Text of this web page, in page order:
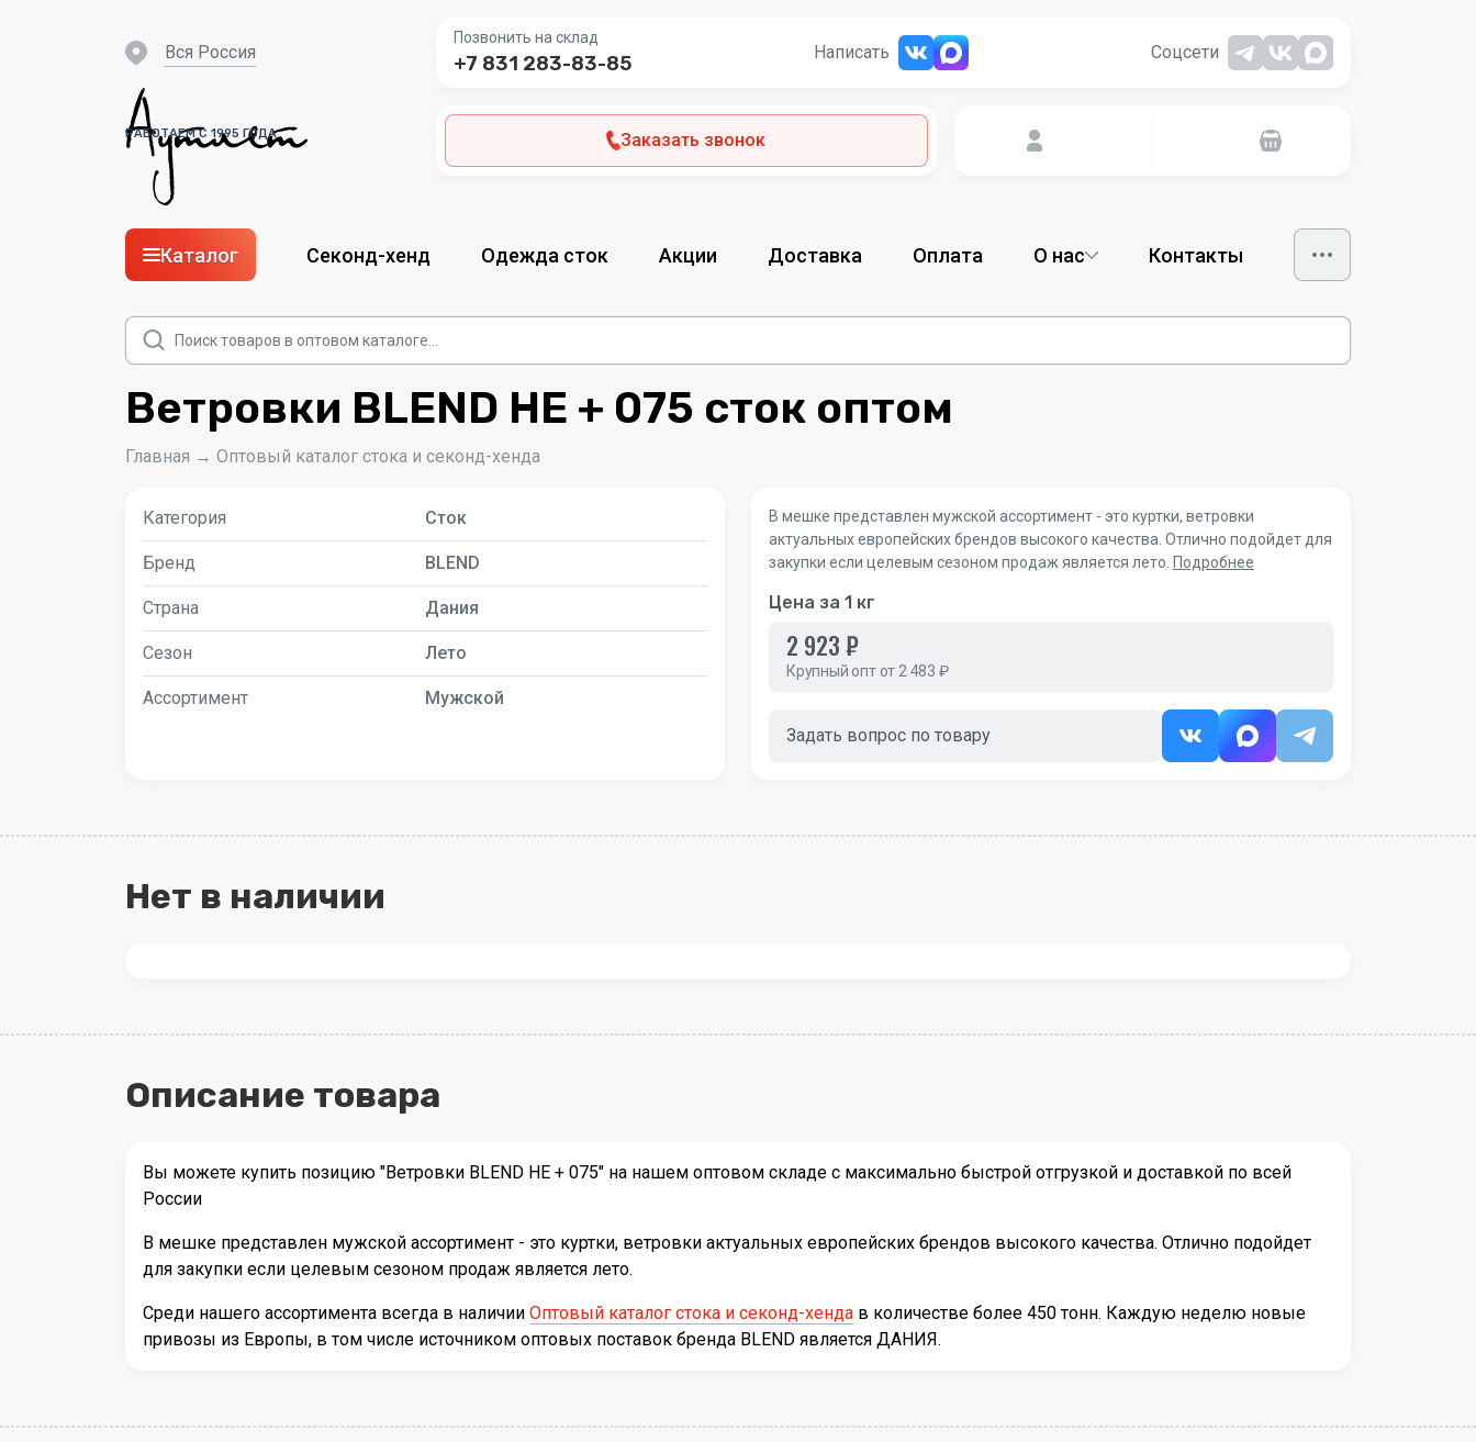
РАБОТАЕМ С 1995 ГОДА
вся Россия
Позвонить на склад
+7 831 283-83-85 Написать Соцсети
Заказать звонок
Каталог Секонд-хенд Одежда сток Акции Доставка Оплата О нас Контакты
Поиск
товаров
Ветровки BLEND HE + 075 сток оптом
Главная → Оптовый каталог стока и секонд-хенда
Категория Сток
Бренд BLEND
Страна Дания
Сезон Лето
Ассортимент Мужской
В мешке представлен мужской ассортимент - это куртки, ветровки
актуальных европейских брендов высокого качества. Отлично подойдет для
закупки если целевым сезоном продаж является лето. Подробнее
Цена за 1 кг
2 923 ₽
Крупный опт от 2 483 ₽
Задать вопрос по товару
Нет в наличии
Описание товара
Вы можете купить позицию "Ветровки BLEND HE + 075" на нашем оптовом складе с максимально быстрой отгрузкой и доставкой по всей
России
В мешке представлен мужской ассортимент - это куртки, ветровки актуальных европейских брендов высокого качества. Отлично подойдет
для закупки если целевым сезоном продаж является лето.
Среди нашего ассортимента всегда в наличии Оптовый каталог стока и секонд-хенда в количестве более 450 тонн. Каждую неделю новые
привозы из Европы, в том числе источником оптовых поставок бренда BLEND является ДАНИЯ.